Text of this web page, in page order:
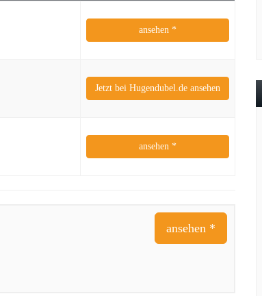
ansehen *
Jetzt bei Hugendubel.de ansehen
ansehen *
ansehen *